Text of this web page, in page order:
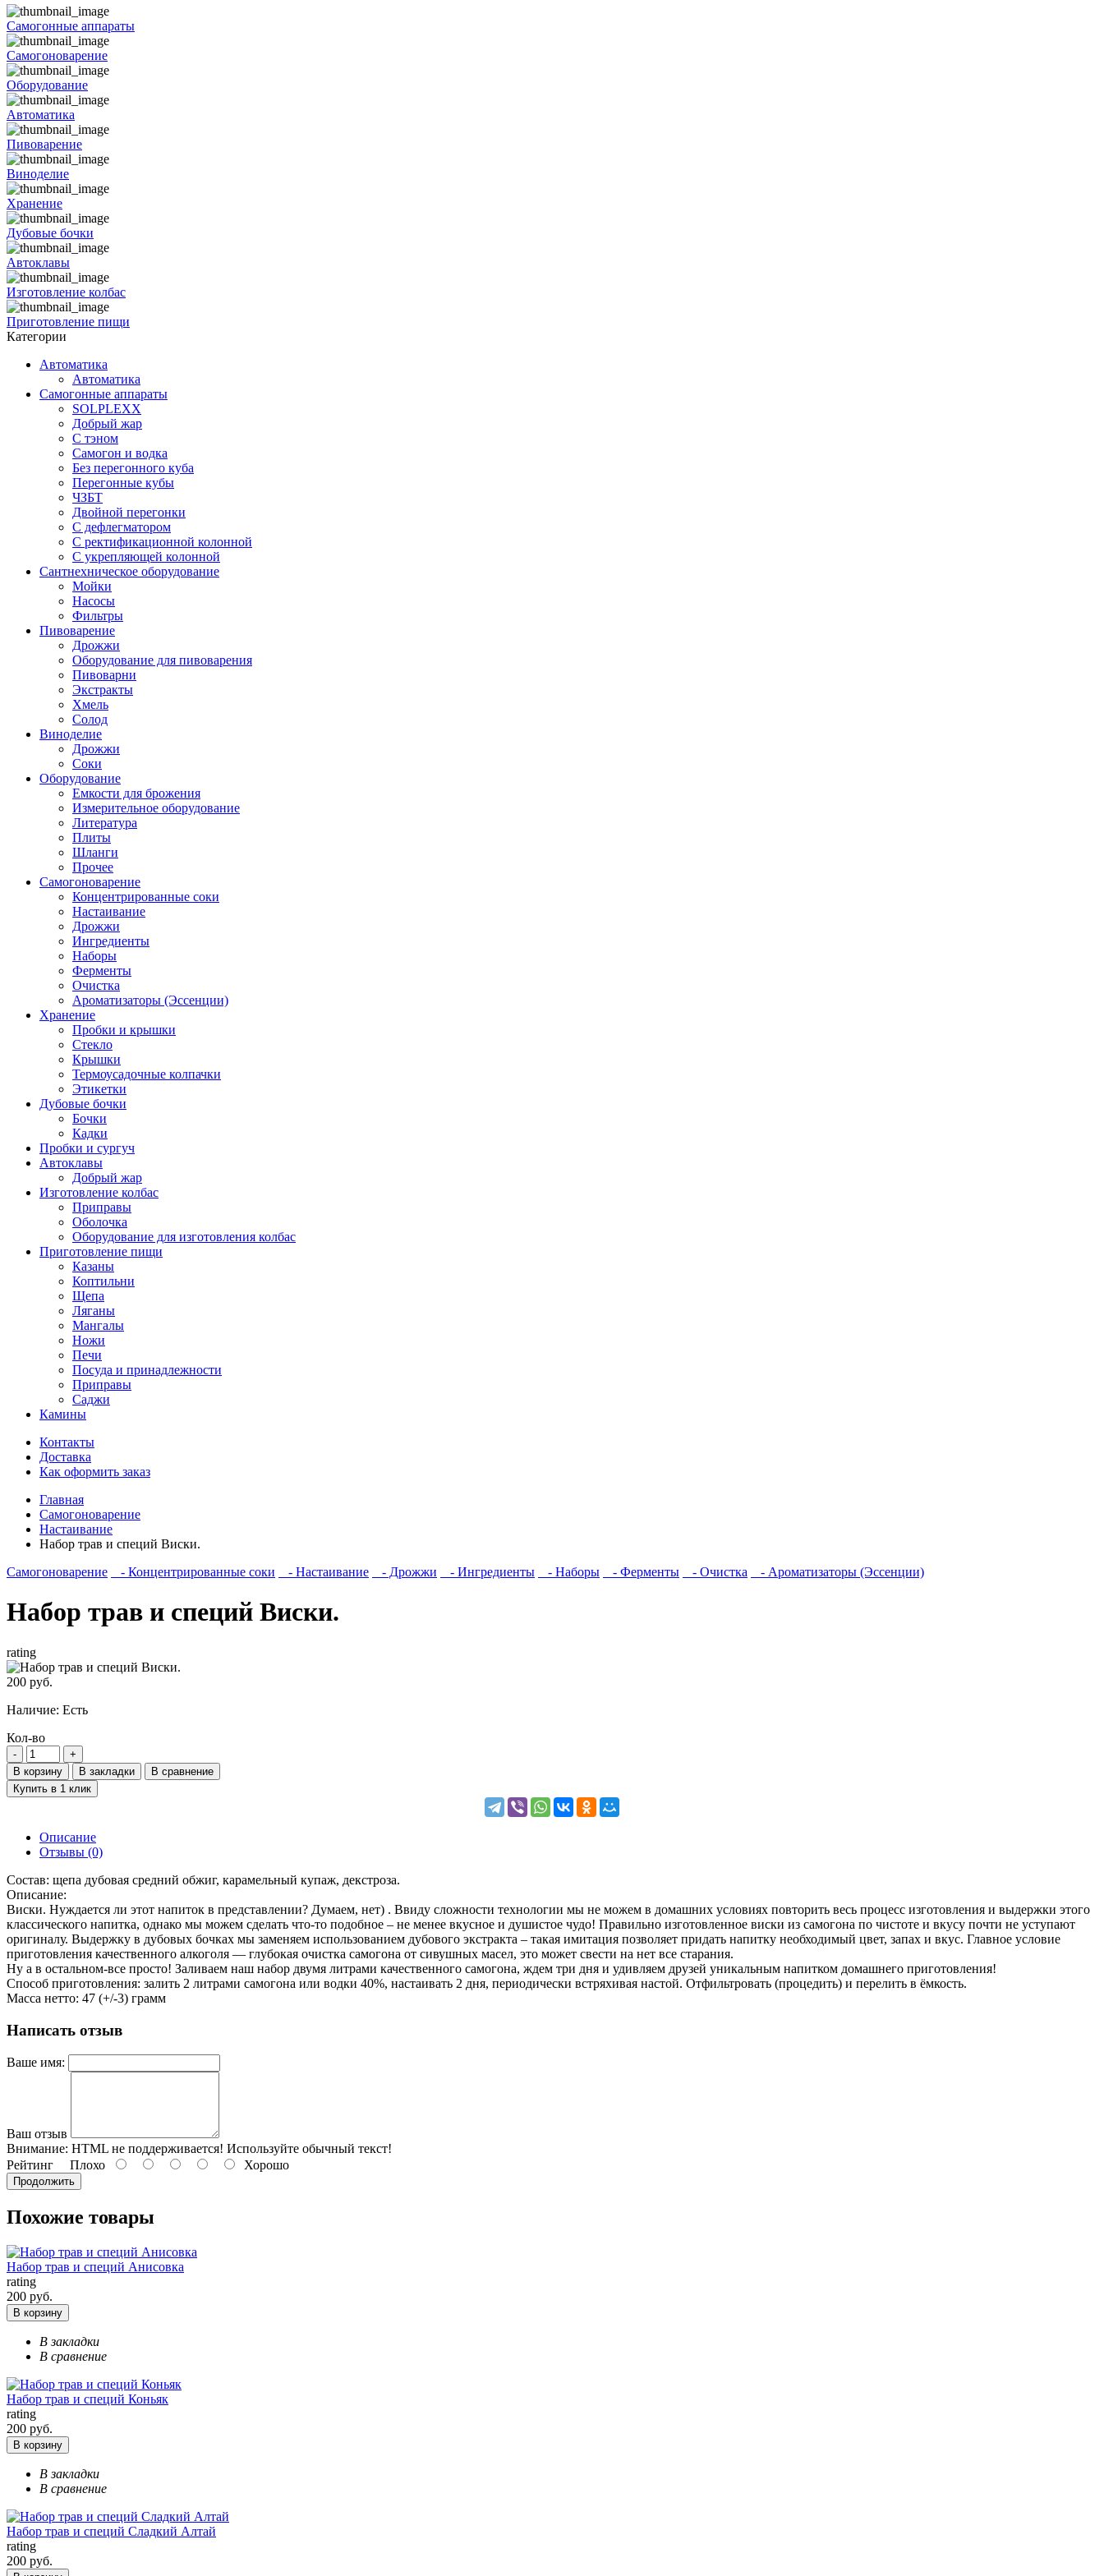
Самогонные аппараты
Самогоноварение
Оборудование
Автоматика
Пивоварение
Виноделие
Хранение
Дубовые бочки
Автоклавы
Изготовление колбас
Приготовление пищи
Категории
Автоматика
Автоматика
Самогонные аппараты
SOLPLEXX
Добрый жар
С тэном
Самогон и водка
Без перегонного куба
Перегонные кубы
ЧЗБТ
Двойной перегонки
С дефлегматором
С ректификационной колонной
С укрепляющей колонной
Сантнехническое оборудование
Мойки
Насосы
Фильтры
Пивоварение
Дрожжи
Оборудование для пивоварения
Пивоварни
Экстракты
Хмель
Солод
Виноделие
Дрожжи
Соки
Оборудование
Емкости для брожения
Измерительное оборудование
Литература
Плиты
Шланги
Прочее
Самогоноварение
Концентрированные соки
Настаивание
Дрожжи
Ингредиенты
Наборы
Ферменты
Очистка
Ароматизаторы (Эссенции)
Хранение
Пробки и крышки
Стекло
Крышки
Термоусадочные колпачки
Этикетки
Дубовые бочки
Бочки
Кадки
Пробки и сургуч
Автоклавы
Добрый жар
Изготовление колбас
Приправы
Оболочка
Оборудование для изготовления колбас
Приготовление пищи
Казаны
Коптильни
Щепа
Ляганы
Мангалы
Ножи
Печи
Посуда и принадлежности
Приправы
Саджи
Камины
Контакты
Доставка
Как оформить заказ
Главная
Самогоноварение
Настаивание
Набор трав и специй Виски.
Самогоноварение
- Концентрированные соки - Настаивание - Дрожжи - Ингредиенты - Наборы - Ферменты - Очистка - Ароматизаторы (Эссенции)
Набор трав и специй Виски.
rating
200 руб.
Наличие: Есть
Кол-во
В корзину В закладки
В сравнение
Купить в 1 клик
Описание
Отзывы (0)
Состав: щепа дубовая средний обжиг, карамельный купаж, декстроза.
Описание:
Виски. Нуждается ли этот напиток в представлении? Думаем, нет) . Ввиду сложности технологии мы не можем в домашних условиях повторить весь процесс изготовления и выдержки этого
классического напитка, однако мы можем сделать что-то подобное – не менее вкусное и душистое чудо! Правильно изготовленное виски из самогона по чистоте и вкусу почти не уступают
оригиналу. Выдержку в дубовых бочках мы заменяем использованием дубового экстракта – такая имитация позволяет придать напитку необходимый цвет, запах и вкус. Главное условие
приготовления качественного алкоголя — глубокая очистка самогона от сивушных масел, это может свести на нет все старания.
Ну а в остальном-все просто! Заливаем наш набор двумя литрами качественного самогона, ждем три дня и удивляем друзей уникальным напитком домашнего приготовления!
Способ приготовления: залить 2 литрами самогона или водки 40%, настаивать 2 дня, периодически встряхивая настой. Отфильтровать (процедить) и перелить в ёмкость.
Масса нетто: 47 (+/-3) грамм
Написать отзыв
Ваше имя:
Ваш отзыв
Внимание: HTML не поддерживается! Используйте обычный текст!
Рейтинг Плохо Хорошо
Продолжить
Похожие товары
Набор трав и специй Анисовка
rating
200 руб.
В корзину
В закладки
В сравнение
Набор трав и специй Коньяк
rating
200 руб.
В корзину
В закладки
В сравнение
Набор трав и специй Сладкий Алтай
rating
200 руб.